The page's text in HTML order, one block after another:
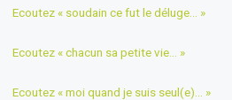
Ecoutez « soudain ce fut le déluge… »
Ecoutez « chacun sa petite vie… »
Ecoutez « moi quand je suis seul(e)… »